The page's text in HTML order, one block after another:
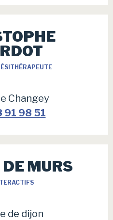
Changey
91 98 51
MURS
de dijon